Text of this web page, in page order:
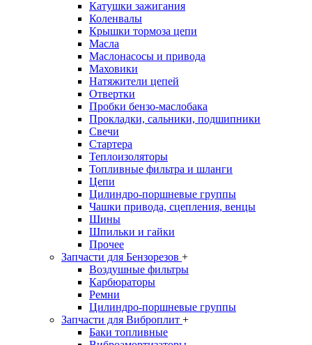
Катушки зажигания
Коленвалы
Крышки тормоза цепи
Масла
Маслонасосы и привода
Маховики
Натяжители цепей
Отвертки
Пробки бензо-маслобака
Прокладки, сальники, подшипники
Свечи
Стартера
Теплоизоляторы
Топливные фильтра и шланги
Цепи
Цилиндро-поршневые группы
Чашки привода, сцепления, венцы
Шины
Шпильки и гайки
Прочее
Запчасти для Бензорезов +
Воздушные фильтры
Карбюраторы
Ремни
Цилиндро-поршневые группы
Запчасти для Виброплит +
Баки топливные